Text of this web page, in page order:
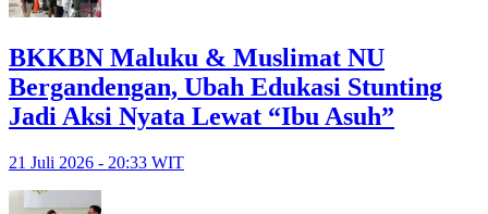
BKKBN Maluku & Muslimat NU
Bergandengan, Ubah Edukasi Stunting
Jadi Aksi Nyata Lewat “Ibu Asuh”
21 Juli 2026 - 20:33 WIT